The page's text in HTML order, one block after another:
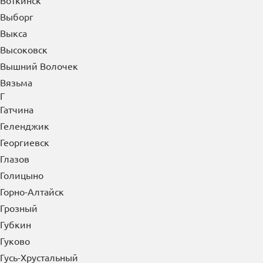
Выборг
Выкса
Высоковск
Вышний Волочек
Вязьма
Г
Гатчина
Геленджик
Георгиевск
Глазов
Голицыно
Горно-Алтайск
Грозный
Губкин
Гуково
Гусь-Хрустальный